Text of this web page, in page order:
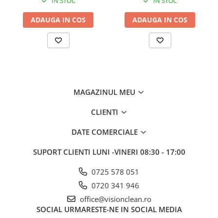
ADAUGA IN COS ADAUGA IN COS
MAGAZINUL MEU
CLIENTI
DATE COMERCIALE
SUPORT CLIENTI LUNI -VINERI 08:30 - 17:00
0725 578 051
0720 341 946
office@visionclean.ro
SOCIAL URMARESTE-NE IN SOCIAL MEDIA